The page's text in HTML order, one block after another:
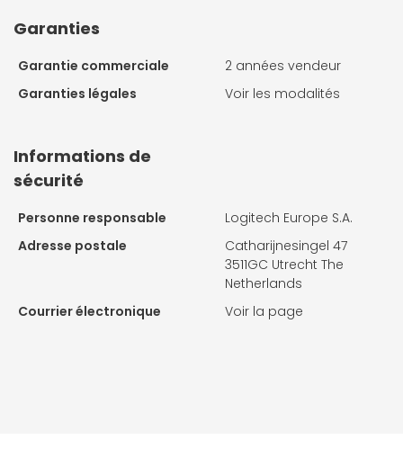
Garanties
Garantie commerciale
2 années vendeur
Garanties légales
Voir les modalités
Informations de
sécurité
Personne responsable
Logitech Europe S.A.
Adresse postale
Catharijnesingel 47
3511GC Utrecht The
Netherlands
Courrier électronique
Voir la page